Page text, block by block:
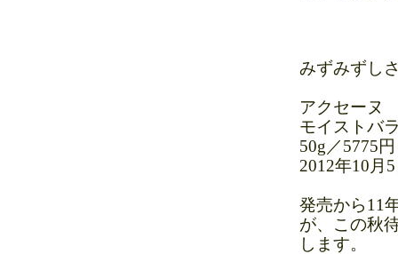
みずみずし
アクセーヌ
モイストバ
50g／5775
2012年10月
発売から11
が、この秋
します。